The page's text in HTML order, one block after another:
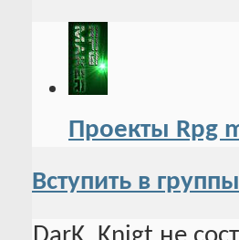
Проекты Rpg
Вступить в группы